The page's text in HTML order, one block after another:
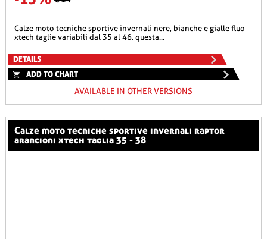
calze moto tecniche sportive invernali nere, bianche e gialle fluo
xtech taglie variabili dal 35 al 46. questa...
DETAILS
ADD TO CHART
AVAILABLE IN OTHER VERSIONS
calze moto tecniche sportive invernali raptor
arancioni xtech taglia 35 - 38